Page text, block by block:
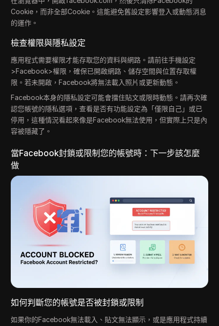
Cookie，而非全部Cookie。這能避免舊設定影響登入或動態消息
的運作。
檢查權限與隱私設定
應用程式需要權限才能存取您的資料與網路。請前往手機設定
>Facebook>權限，確保已開啟網路、儲存空間與位置存取權
限。若未開啟，Facebook將無法載入照片或更新動態。
Facebook本身的隱私設定可能會擋住貼文或限時動態。請再次確
認您帳號的隱私選項，查看是否有功能設定為「僅限自己」或已
停用，這種情況看起來像是Facebook無法使用，但實際上只是內
容被隱藏了。
當Facebook封鎖或限制您的帳號時：下一步該怎麼
做
如何判斷您的帳號是否被封鎖或限制
如果你的Facebook無法載入、貼文無法顯示，或是應用程式持續